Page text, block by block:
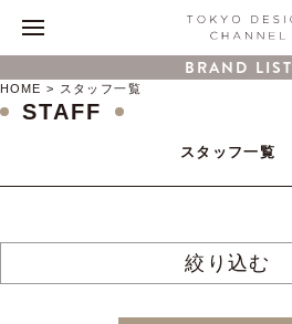
BRAND LIST
HOME スタッフ一覧
STAFF
スタッフ一覧
絞り込む